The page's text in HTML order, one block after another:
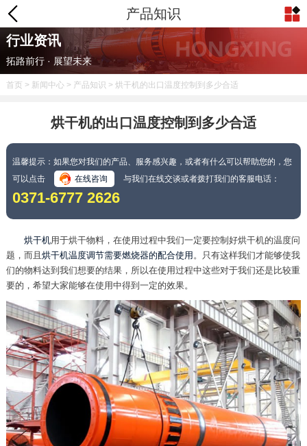
产品知识
行业资讯
拓路前行 · 展望未来
首页 > 新闻中心> 产品知识 > 烘干机的出口温度控制到多少合适
烘干机的出口温度控制到多少合适
温馨提示：如果您对我们的产品、服务感兴趣，或者有什么可以帮助您的，您
可以点击
在线咨询 与我们在线交谈或者拨打我们的客服电话：
0371-6777 2626
烘干机用于烘干物料，在使用过程中我们一定要控制好烘干机的温度问
题，而且 烘干机温度调节需要燃烧器的配合使用 。只有这样我们才能够使我
们的物料达到我们想要的结果，所以在使用过程中这些对于我们还是比较重
要的，希望大家能够在使用中得到一定的效果。